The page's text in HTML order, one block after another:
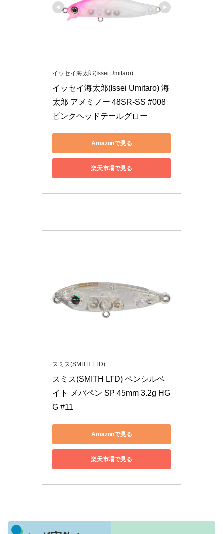
イッセイ海太郎(Issei Umitaro)
イッセイ海太郎(Issei Umitaro) 海
太郎 アメミノー 48SR-SS #008
ピンクヘッドテールグロー
Amazonで見る
楽天市場で見る
スミス(SMITH LTD)
スミス(SMITH LTD) ペンシルベ
イト メバペン SP 45mm 3.2g HG
G #11
Amazonで見る
楽天市場で見る